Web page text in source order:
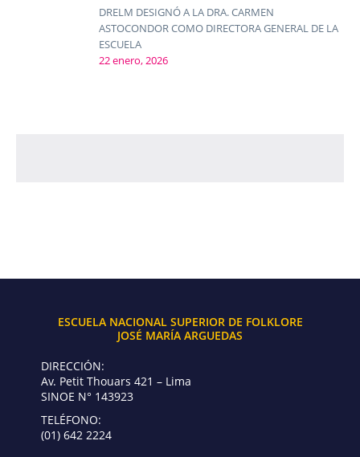
DRELM DESIGNÓ A LA DRA. CARMEN
ASTOCONDOR COMO DIRECTORA GENERAL DE LA
ESCUELA
22 enero, 2026
ESCUELA NACIONAL SUPERIOR DE FOLKLORE
JOSÉ MARÍA ARGUEDAS
DIRECCIÓN:
Av. Petit Thouars 421 – Lima
SINOE N° 143923
TELÉFONO:
(01) 642 2224